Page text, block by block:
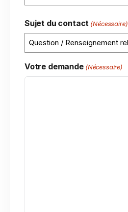
Sujet du contact (Nécessaire)
Votre demande (Nécessaire)